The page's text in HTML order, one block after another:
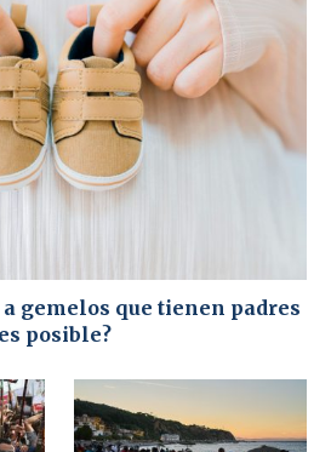
gemelos que tienen padres
posible?